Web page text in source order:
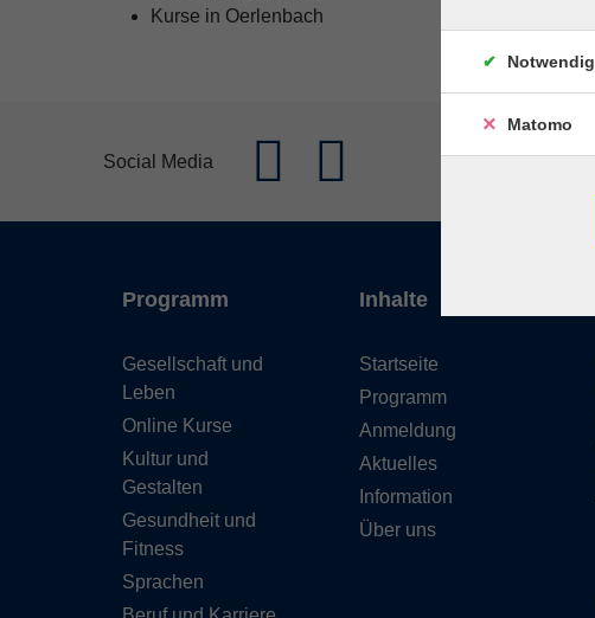
Kurse in Oerlenbach
Social Media
Programm
Gesellschaft und
Leben
Online Kurse
Kultur und
Gestalten
Gesundheit und
Fitness
Sprachen
Inhalte
Startseite
Programm
Anmeldung
Aktuelles
Information
Über uns
Notwendig
Matomo